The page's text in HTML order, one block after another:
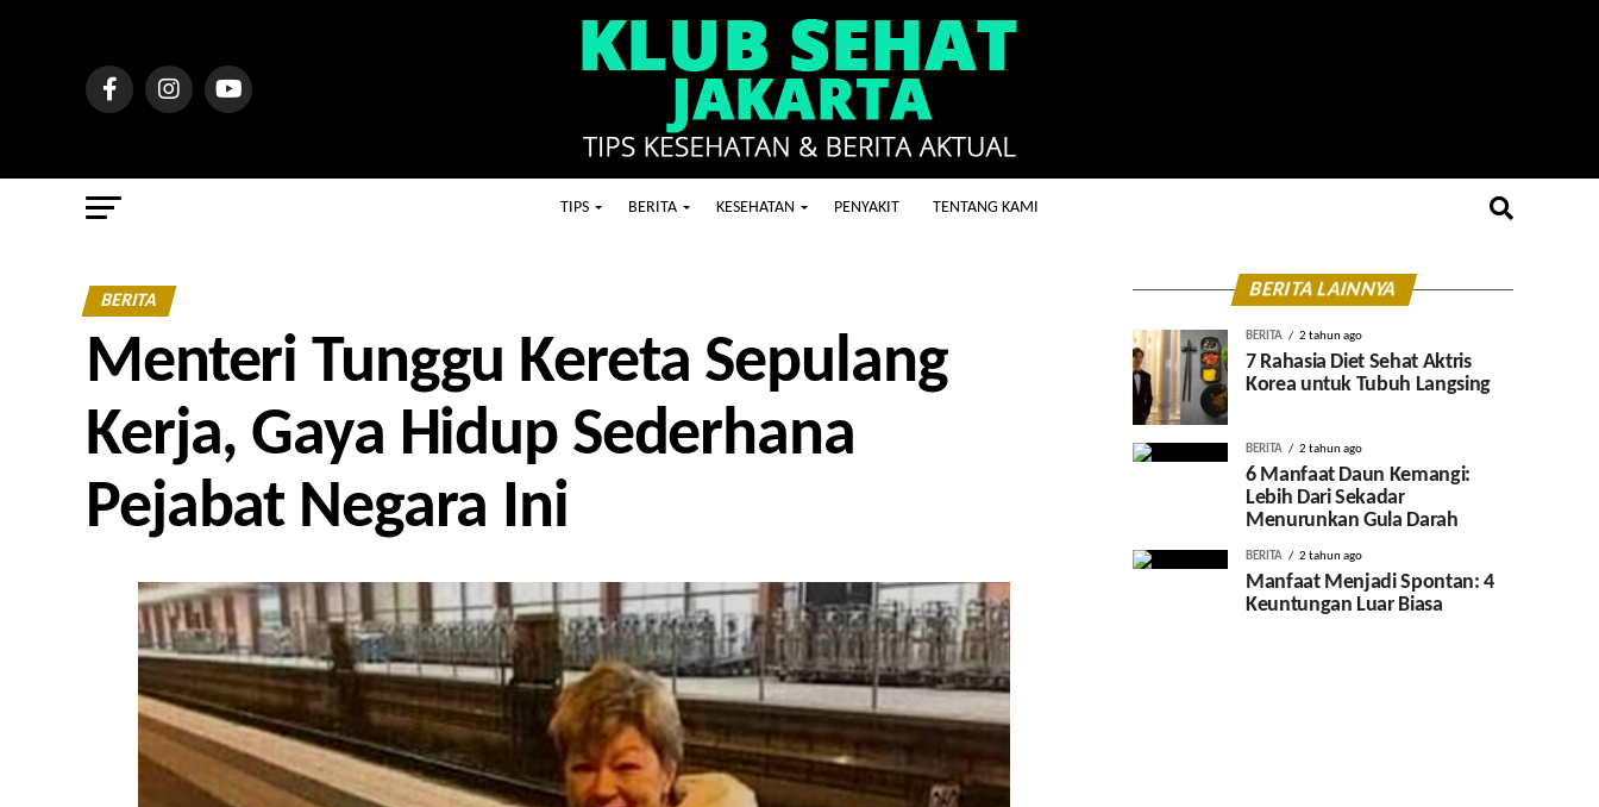
TIPS BERITA KESEHATAN PENYAKIT TENTANG KAMI
BERITA
Menteri Tunggu Kereta Sepulang
Kerja, Gaya Hidup Sederhana
Pejabat Negara Ini
BERITA LAINNYA
BERITA 2 tahun ago
7 Rahasia Diet Sehat Aktris
Korea untuk Tubuh Langsing
BERITA 2 tahun ago
6 Manfaat Daun Kemangi:
Lebih Dari Sekadar
Menurunkan Gula Darah
BERITA 2 tahun ago
Manfaat Menjadi Spontan: 4
Keuntungan Luar Biasa